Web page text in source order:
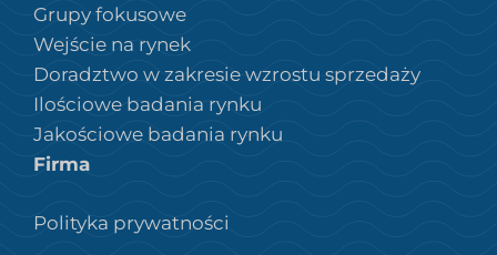
Grupy fokusowe
Wejście na rynek
Doradztwo w zakresie wzrostu sprzedaży
Ilościowe badania rynku
Jakościowe badania rynku
Firma
Polityka prywatności